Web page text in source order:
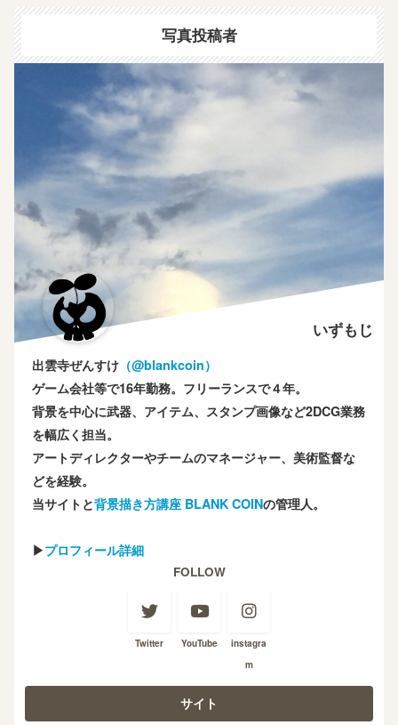
写真投稿者
いずもじ
出雲寺ぜんすけ （‎@blankcoin）
ゲーム会社等で16年勤務。フリーランスで４年。
背景を中心に武器、アイテム、スタンプ画像など2DCG業務
を幅広く担当。
アートディレクターやチームのマネージャー、美術監督な
どを経験。
当サイトと背景描き方講座 BLANK COINの管理人。
▶プロフィール詳細
FOLLOW
Twitter YouTube
instagra
m